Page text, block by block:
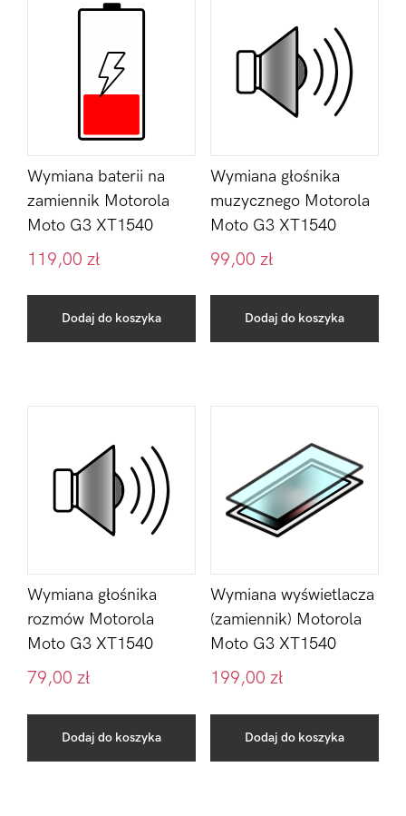
Wymiana baterii na
zamiennik Motorola
Moto G3 XT1540
119,00 zł
Dodaj do koszyka
Wymiana głośnika
muzycznego Motorola
Moto G3 XT1540
99,00 zł
Dodaj do koszyka
Wymiana głośnika
rozmów Motorola
Moto G3 XT1540
79,00 zł
Dodaj do koszyka
Wymiana wyświetlacza
(zamiennik) Motorola
Moto G3 XT1540
199,00 zł
Dodaj do koszyka